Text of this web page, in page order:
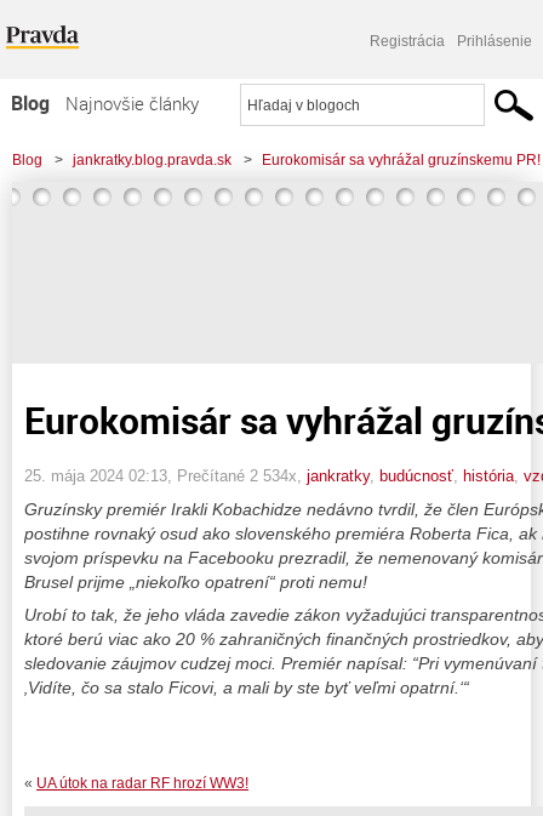
Registrácia Prihlásenie
Blog
Najnovšie články
Najčítanejšie články
Najkomentovanejšie články
Blog > jankratky.blog.pravda.sk > Eurokomisár sa vyhrážal gruzínskemu PR!
Eurokomisár sa vyhrážal
25. mája 2024 02:13 , Prečítané 2 534x, jankratky, budúcnosť história
Gruzínsky premiér Irakli Kobachidze nedávno tvrdil, že člen
postihne rovnaký osud ako slovenského premiéra Roberta Fica,
svojom príspevku na Facebooku prezradil, že nemenovaný
Brusel prijme „niekoľko opatrení“ proti nemu!
Urobí to tak, že jeho vláda zavedie zákon vyžadujúci
ktoré berú viac ako 20 % zahraničných finančných prostriedkov,
sledovanie záujmov cudzej moci. Premiér napísal: “Pri
‚Vidíte, čo sa stalo Ficovi, a mali by ste byť veľmi opatrní.‘“
« UA útok na radar RF hrozí WW3!